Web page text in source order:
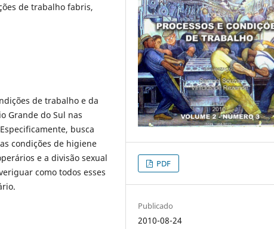
de trabalho fabris,
de trabalho e da
Grande do Sul nas
busca
condições de higiene
e a divisão sexual
como todos esses
PDF
Publicado
2010-08-24